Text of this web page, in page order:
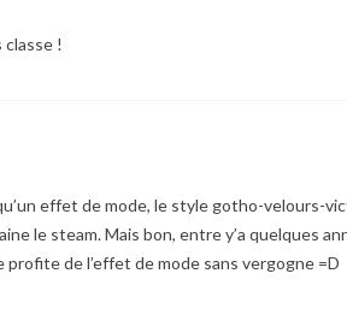
classe !
effet de mode, le style gotho-velours-
le steam. Mais bon, entre y’a quelques
de l’effet de mode sans vergogne =D